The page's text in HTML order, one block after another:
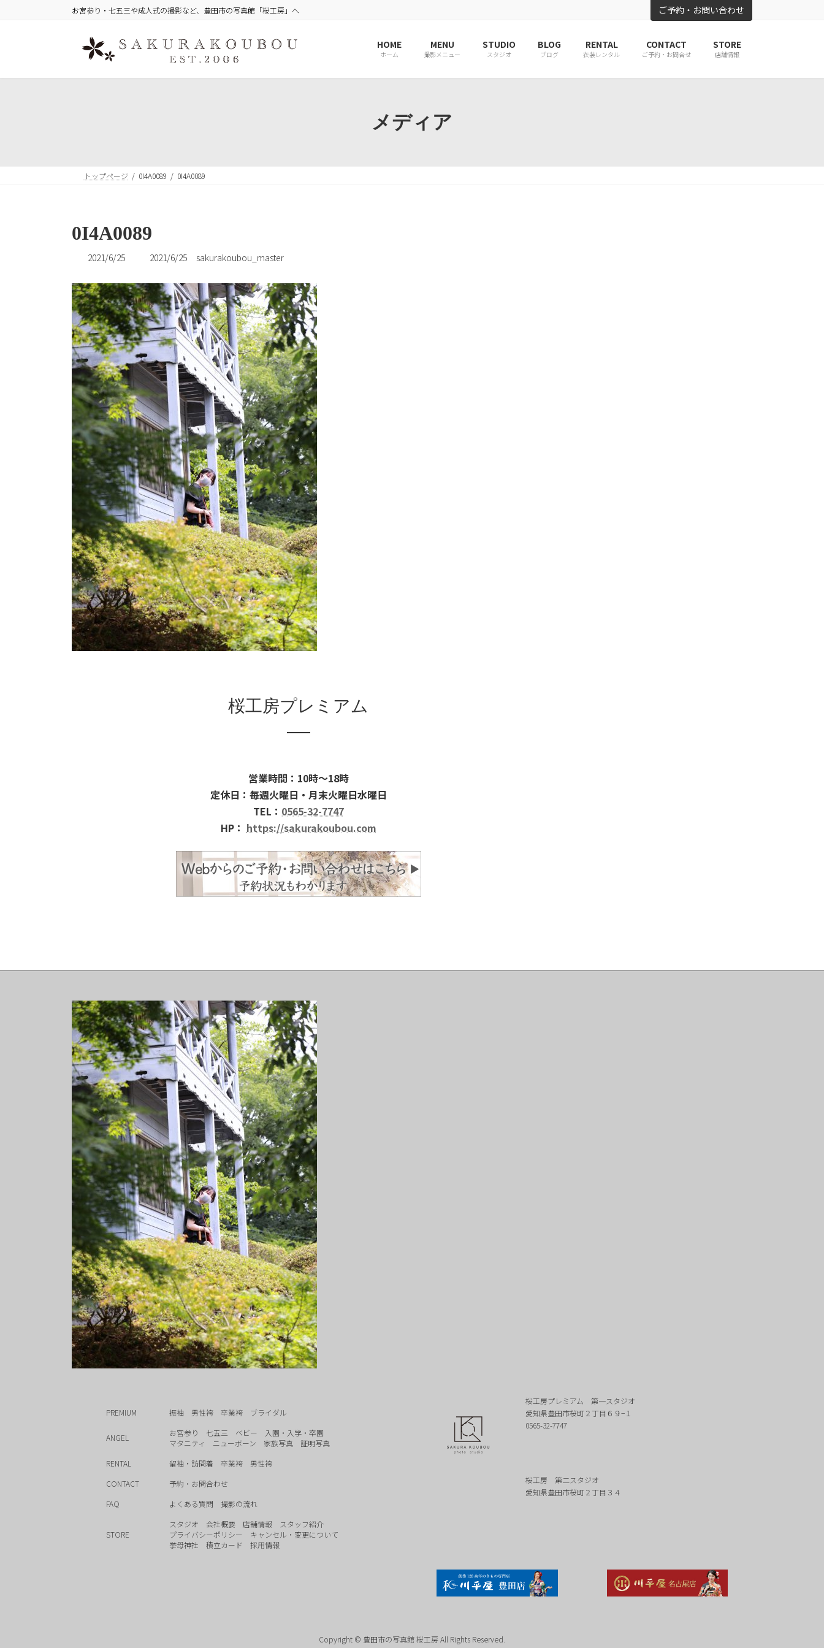
へ
ョ
お宮参り・七五三や成人式の撮影など、豊田市の写真館「桜工房」へ ご予約・お問い合わせ
HOME
ホーム
MENU
撮影メニュー
STUDIO
スタジオ
BLOG
ブログ
RENTAL
衣装レンタル
CONTACT
ご予約・お問合せ
STORE
店舗情報
メディア
トップページ 0I4A0089 0I4A0089
0I4A0089
2021/6/25
最
更
新
日
時
:
2021/6/25 sakurakoubou_master
桜工房プレミアム
営業時間：10時～18時
定休日：毎週火曜日・月末火曜日水曜日
TEL： 0565-32-7747
HP： https://sakurakoubou.com
PREMIUM 振袖 男性袴 卒業袴 ブライダル
ANGEL お宮参り 七五三 ベビー
入園・入学・卒園
マタニティ
ニューボーン 家族写真
証明写真
RENTAL
留袖・訪問着 卒業袴
男性袴
CONTACT
予約・お問合わせ
FAQ
よくある質問 撮影の流れ
STORE
スタジオ 会社概要 店舗情報
スタッフ紹介
プライバシーポリシー
キャンセル・変更について
挙母神社
積立カード 採用情報
桜工房プレミアム 第一スタジオ
愛知県豊田市桜町２丁目６９−１
0565-32-7747
桜工房 第二スタジオ
愛知県豊田市桜町２丁目３４
Copyright © 豊田市の写真館 桜工房 All Rights Reserved.